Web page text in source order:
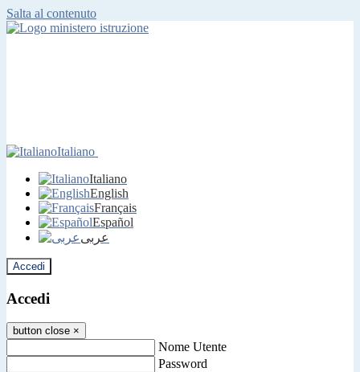
Salta al contenuto
Italiano
Italiano
English
Français
Español
عربى
Accedi
Accedi
button close ×
Nome Utente
Password